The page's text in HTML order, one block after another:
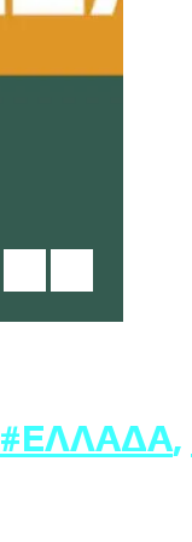
#ΕΛΛΆΔΑ,